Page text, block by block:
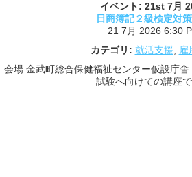
イベント: 21st 7月
日商簿記２級検定対
21 7月 2026 6:30
カテゴリ: 就活支援
雇
会場 金武町総合保健福祉センター仮設庁
試験へ向けての講座で